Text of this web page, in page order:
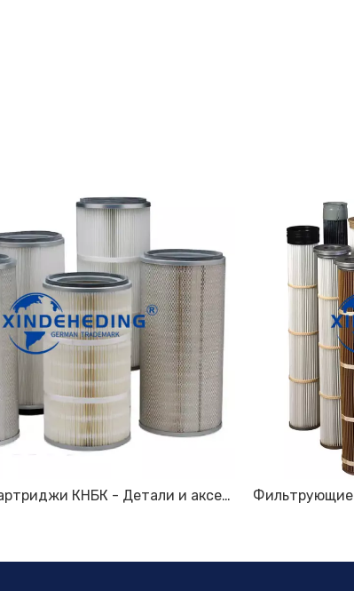
Пылевые картриджи КНБК - Детали и аксессуары для рукавных фильтров - Оборудование для сбора пыли (DustHog)